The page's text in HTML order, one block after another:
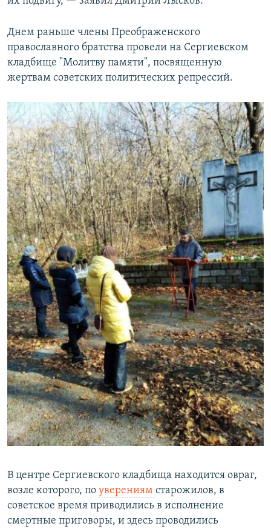
Днем раньше члены Преображенского
православного братства провели на Сергиевском
кладбище "Молитву памяти", посвященную
жертвам советских политических репрессий.
В центре Сергиевского кладбища находится овраг,
возле которого, по уверениям старожилов, в
советское время приводились в исполнение
смертные приговоры, и здесь проводились